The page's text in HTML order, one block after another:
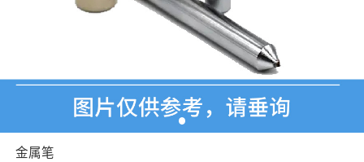
金属笔